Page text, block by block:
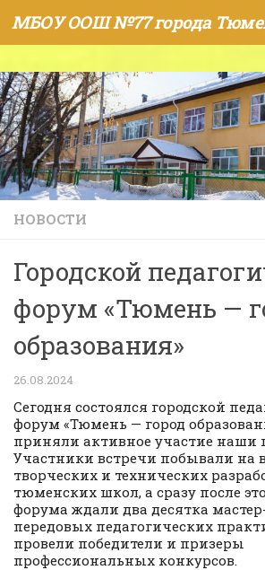
Skip to content
МБОУ ООШ №77 города
НОВОСТИ
Городской
форум «Тюмень —
образования»
26.08.2024
Сегодня состоялся городской
форум «Тюмень — город
приняли активное участие наши
Участники встречи побывали на
творческих и технических
тюменских школ, а сразу после
форума ждали два десятка
передовых педагогических
провели победители и призеры
профессиональных конкурсов.